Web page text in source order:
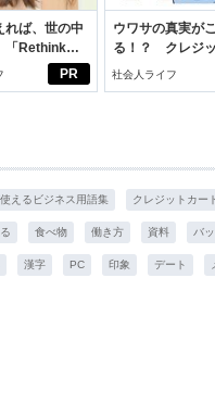
PR
れば、世の中
「Rethink
がつたえた
ウワサの真実が
る！？ クレジ
ドの都市伝説
社会人ライフ
えるビジネス用語集 クレジットカー
食べ物 働き方 資料 バ
漢字 PC 印象 デート